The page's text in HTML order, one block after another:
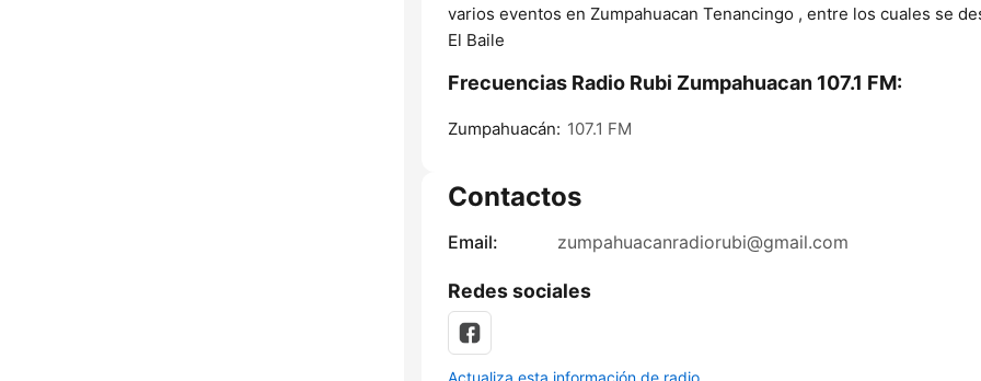
varios eventos en Zumpahuacan Tenancingo , entre los cuales se
El Baile
Frecuencias Radio Rubi Zumpahuacan 107.1 FM:
Zumpahuacán: 107.1 FM
Contactos
Email: zumpahuacanradiorubi@gmail.com
Redes sociales